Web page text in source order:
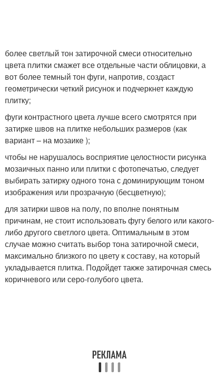
более светлый тон затирочной смеси относительно
цвета плитки смажет все отдельные части облицовки, а
вот более темный тон фуги, напротив, создаст
геометрически четкий рисунок и подчеркнет каждую
плитку;
фуги контрастного цвета лучше всего смотрятся при
затирке швов на плитке небольших размеров (как
вариант – на мозаике );
чтобы не нарушалось восприятие целостности рисунка
мозаичных панно или плитки с фотопечатью, следует
выбирать затирку одного тона с доминирующим тоном
изображения или прозрачную (бесцветную);
для затирки швов на полу, по вполне понятным
причинам, не стоит использовать фугу белого или какого-
либо другого светлого цвета. Оптимальным в этом
случае можно считать выбор тона затирочной смеси,
максимально близкого по цвету к составу, на который
укладывается плитка. Подойдет также затирочная смесь
коричневого или серо-голубого цвета.